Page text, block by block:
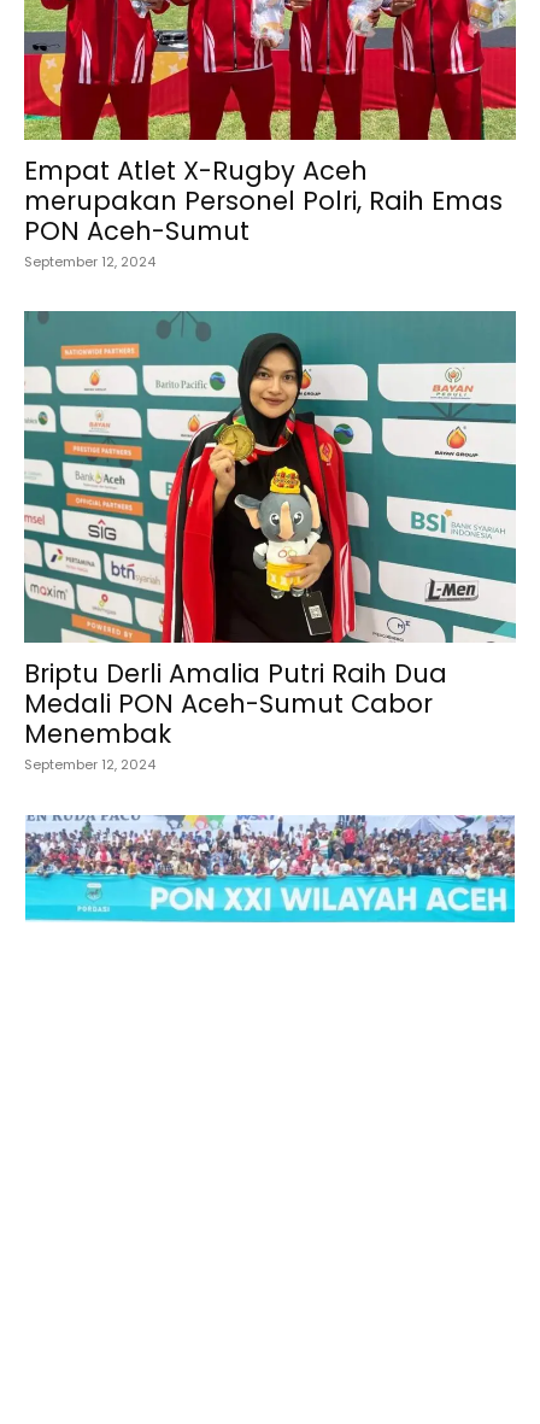
Empat Atlet X-Rugby Aceh
merupakan Personel Polri, Raih Emas
PON Aceh-Sumut
September 12, 2024
Briptu Derli Amalia Putri Raih Dua
Medali PON Aceh-Sumut Cabor
Menembak
September 12, 2024